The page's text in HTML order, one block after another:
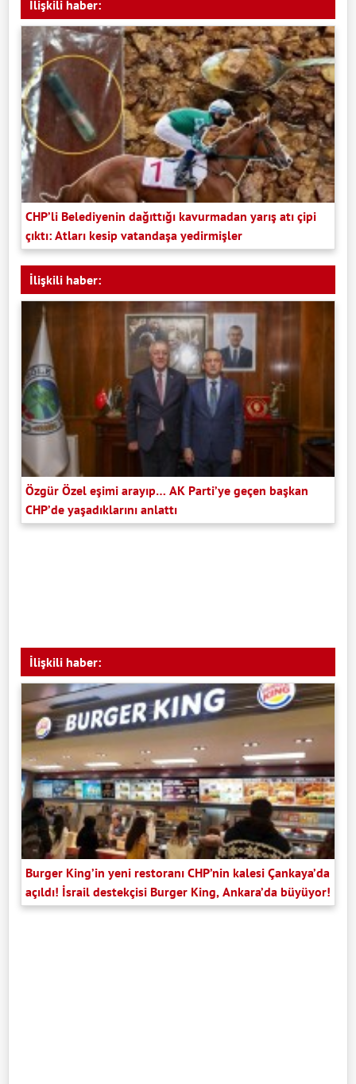
İlişkili haber:
CHP’li Belediyenin dağıttığı kavurmadan yarış atı çipi
çıktı: Atları kesip vatandaşa yedirmişler
İlişkili haber:
Özgür Özel eşimi arayıp… AK Parti’ye geçen başkan
CHP’de yaşadıklarını anlattı
İlişkili haber:
Burger King’in yeni restoranı CHP’nin kalesi Çankaya’da
açıldı! İsrail destekçisi Burger King, Ankara’da büyüyor!